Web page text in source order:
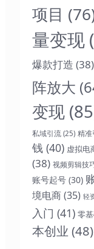
项目
量变现
爆款打造 (38)
阵放大
变现
私域引流 (25) 精准
钱 (40) 虚拟电
(38) 视频剪辑技
账号起号 (30)
境电商(35) 轻
入门 (41) 零
本创业 (48)